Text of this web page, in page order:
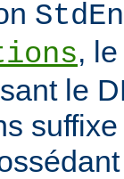
,
le